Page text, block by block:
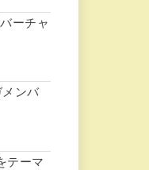
ーチャ
メンバ
テーマ